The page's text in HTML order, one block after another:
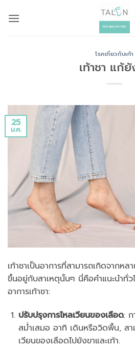
โรคเกี่ยวกับเท้า
เท้าชา แก้ยั
25
ม.ค.
เท้าชาเป็นอาการที่สามารถเกิดจากหล
ขึ้นอยู่กับสาเหตุนั้นๆ นี่คือคำแนะนำทั่ว
อาการเท้าชา:
ปรับปรุงการไหลเวียนของเลือด: ก
สม่ำเสมอ อาทิ เดินหรือวิดพื้น, สา
เวียนของเลือดไปยังขาและเท้า.